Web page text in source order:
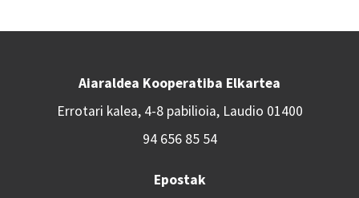
Aiaraldea Kooperatiba Elkartea
Errotari kalea, 4-8 pabilioia, Laudio 01400
94 656 85 54
Epostak